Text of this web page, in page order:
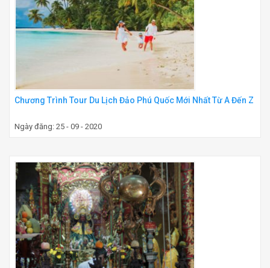
Chương Trình Tour Du Lịch Đảo Phú Quốc Mới Nhất Từ A Đến Z
Ngày đăng: 25 - 09 - 2020